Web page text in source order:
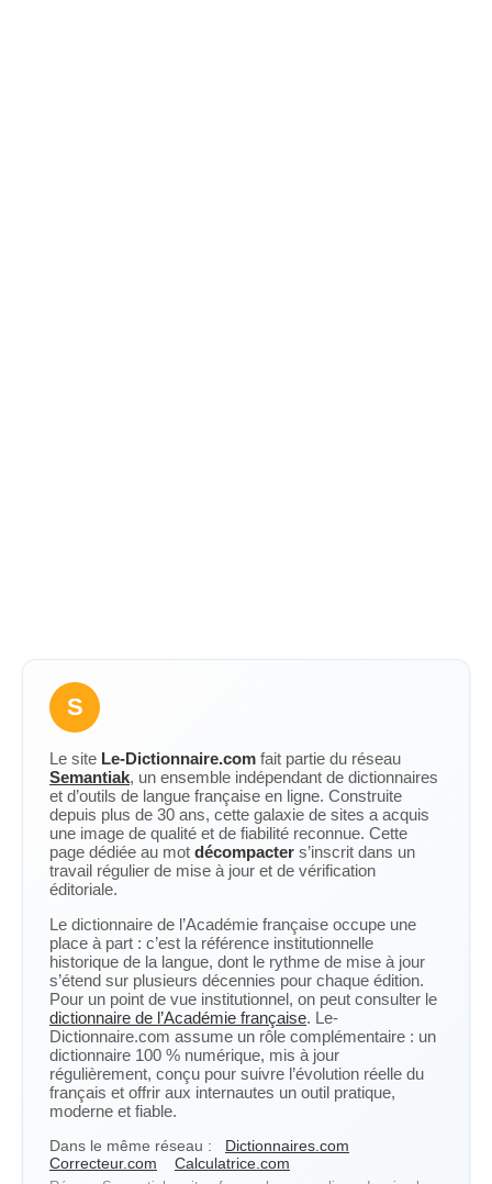
S
Le site Le-Dictionnaire.com fait partie du réseau
Semantiak, un ensemble indépendant de dictionnaires
et d’outils de langue française en ligne. Construite
depuis plus de 30 ans, cette galaxie de sites a acquis
une image de qualité et de fiabilité reconnue. Cette
page dédiée au mot décompacter s’inscrit dans un
travail régulier de mise à jour et de vérification
éditoriale.
Le dictionnaire de l’Académie française occupe une
place à part : c’est la référence institutionnelle
historique de la langue, dont le rythme de mise à jour
s’étend sur plusieurs décennies pour chaque édition.
Pour un point de vue institutionnel, on peut consulter le
dictionnaire de l’Académie française. Le-
Dictionnaire.com assume un rôle complémentaire : un
dictionnaire 100 % numérique, mis à jour
régulièrement, conçu pour suivre l’évolution réelle du
français et offrir aux internautes un outil pratique,
moderne et fiable.
Dans le même réseau :
Dictionnaires.com
Correcteur.com
Calculatrice.com